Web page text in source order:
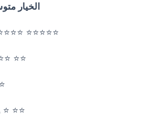
الخيار
النقل الخاص €40–€70 ⭐⭐⭐⭐⭐
سيارة الأجرة €30–€60
وسائل النقل العامة €2–€5 ⭐ ⭐⭐